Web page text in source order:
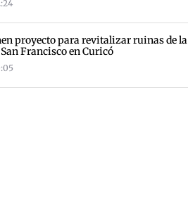
proyecto para revitalizar ruinas de la
Francisco en Curicó